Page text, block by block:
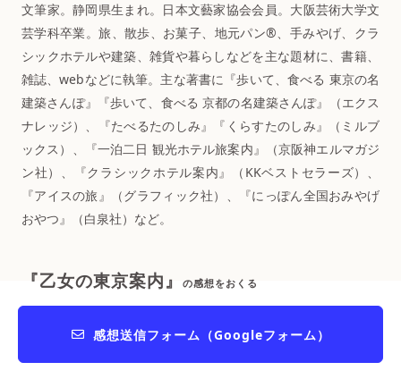
文筆家。静岡県生まれ。日本文藝家協会会員。大阪芸術大学文
芸学科卒業。旅、散歩、お菓子、地元パン®️、手みやげ、クラ
シックホテルや建築、雑貨や暮らしなどを主な題材に、書籍、
雑誌、webなどに執筆。主な著書に『歩いて、食べる 東京の名
建築さんぽ』『歩いて、食べる 京都の名建築さんぽ』（エクス
ナレッジ）、『たべるたのしみ』『くらすたのしみ』（ミルブ
ックス）、『一泊二日 観光ホテル旅案内』（京阪神エルマガジ
ン社）、『クラシックホテル案内』（KKベストセラーズ）、
『アイスの旅』（グラフィック社）、『にっぽん全国おみやげ
おやつ』（白泉社）など。
『乙女の東京案内』 の感想をおくる
感想送信フォーム（Googleフォーム）